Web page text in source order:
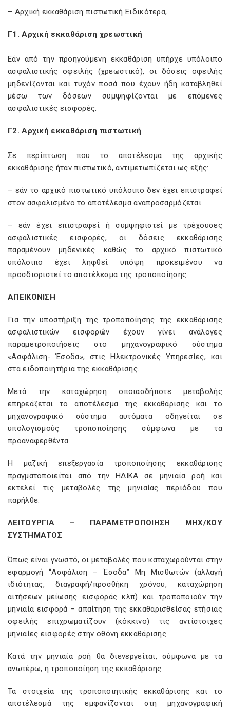
– Αρχική εκκαθάριση πιστωτική Ειδικότερα,
Γ1. Αρχική εκκαθάριση χρεωστική
Εάν από την προηγούμενη εκκαθάριση υπήρχε υπόλοιπο
ασφαλιστικής οφειλής (χρεωστικό), οι δόσεις οφειλής
μηδενίζονται και τυχόν ποσά που έχουν ήδη καταβληθεί
μέσω των δόσεων συμψηφίζονται με επόμενες
ασφαλιστικές εισφορές.
Γ2. Αρχική εκκαθάριση πιστωτική
Σε περίπτωση που το αποτέλεσμα της αρχικής
εκκαθάρισης ήταν πιστωτικό, αντιμετωπίζεται ως εξής:
– εάν το αρχικό πιστωτικό υπόλοιπο δεν έχει επιστραφεί
στον ασφαλισμένο το αποτέλεσμα αναπροσαρμόζεται
– εάν έχει επιστραφεί ή συμψηφιστεί με τρέχουσες
ασφαλιστικές εισφορές, οι δόσεις εκκαθάρισης
παραμένουν μηδενικές καθώς το αρχικό πιστωτικό
υπόλοιπο έχει ληφθεί υπόψη προκειμένου να
προσδιοριστεί το αποτέλεσμα της τροποποίησης.
ΑΠΕΙΚΟΝΙΣΗ
Για την υποστήριξη της τροποποίησης της εκκαθάρισης
ασφαλιστικών εισφορών έχουν γίνει ανάλογες
παραμετροποιήσεις στο μηχανογραφικό σύστημα
«Ασφάλιση- Έσοδα», στις Ηλεκτρονικές Υπηρεσίες, και
στα ειδοποιητήρια της εκκαθάρισης.
Μετά την καταχώρηση οποιασδήποτε μεταβολής
επηρεάζεται το αποτέλεσμα της εκκαθάρισης και το
μηχανογραφικό σύστημα αυτόματα οδηγείται σε
υπολογισμούς τροποποίησης σύμφωνα με τα
προαναφερθέντα.
Η μαζική επεξεργασία τροποποίησης εκκαθάρισης
πραγματοποιείται από την ΗΔΙΚΑ σε μηνιαία ροή και
εκτελεί τις μεταβολές της μηνιαίας περιόδου που
παρήλθε.
ΛΕΙΤΟΥΡΓΙΑ – ΠΑΡΑΜΕΤΡΟΠΟΙΗΣΗ ΜΗΧ/ΚΟΥ
ΣΥΣΤΗΜΑΤΟΣ
Όπως είναι γνωστό, οι μεταβολές που καταχωρούνται στην
εφαρμογή “Ασφάλιση – Έσοδα” Μη Μισθωτών (αλλαγή
ιδιότητας, διαγραφή/προσθήκη χρόνου, καταχώρηση
αιτήσεων μείωσης εισφοράς κλπ) και τροποποιούν την
μηνιαία εισφορά – απαίτηση της εκκαθαρισθείσας ετήσιας
οφειλής επιχρωματίζουν (κόκκινο) τις αντίστοιχες
μηνιαίες εισφορές στην οθόνη εκκαθάρισης.
Κατά την μηνιαία ροή θα διενεργείται, σύμφωνα με τα
ανωτέρω, η τροποποίηση της εκκαθάρισης.
Τα στοιχεία της τροποποιητικής εκκαθάρισης και το
αποτέλεσμά της εμφανίζονται στη μηχανογραφική